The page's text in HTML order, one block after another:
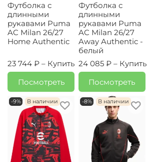
Футболка с
длинными
рукавами Puma
AC Milan 26/27
Home Authentic
23 744 ₽ – Купить
Посмотреть
Футболка с
длинными
рукавами Puma
AC Milan 26/27
Away Authentic -
белый
24 085 ₽ – Купить
Посмотреть
-9% В наличии -8% В наличии